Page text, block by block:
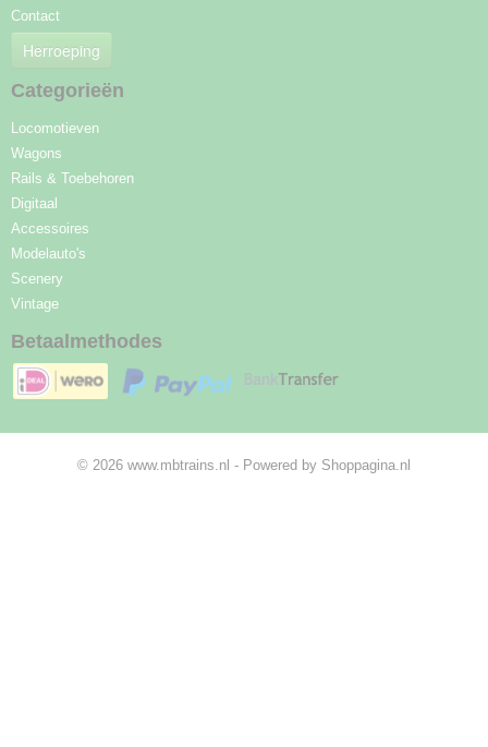
Contact
Herroeping
Categorieën
Locomotieven
Wagons
Rails & Toebehoren
Digitaal
Accessoires
Modelauto's
Scenery
Vintage
Betaalmethodes
© 2026 www.mbtrains.nl - Powered by Shoppagina.nl